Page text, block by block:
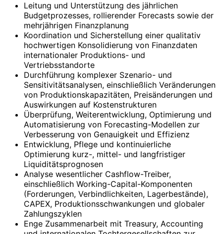
Leitung und Unterstützung des jährlichen
Budgetprozesses, rollierender Forecasts sowie der
mehrjährigen Finanzplanung
Koordination und Sicherstellung einer qualitativ
hochwertigen Konsolidierung von Finanzdaten
internationaler Produktions- und
Vertriebsstandorte
Durchführung komplexer Szenario- und
Sensitivitätsanalysen, einschließlich Veränderungen
von Produktionskapazitäten, Preisänderungen und
Auswirkungen auf Kostenstrukturen
Überprüfung, Weiterentwicklung, Optimierung und
Automatisierung von Forecasting-Modellen zur
Verbesserung von Genauigkeit und Effizienz
Entwicklung, Pflege und kontinuierliche
Optimierung kurz-, mittel- und langfristiger
Liquiditätsprognosen
Analyse wesentlicher Cashflow-Treiber,
einschließlich Working-Capital-Komponenten
(Forderungen, Verbindlichkeiten, Lagerbestände),
CAPEX, Produktionsschwankungen und globaler
Zahlungszyklen
Enge Zusammenarbeit mit Treasury, Accounting